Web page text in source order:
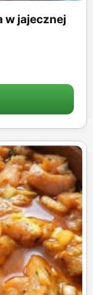
w jajecznej